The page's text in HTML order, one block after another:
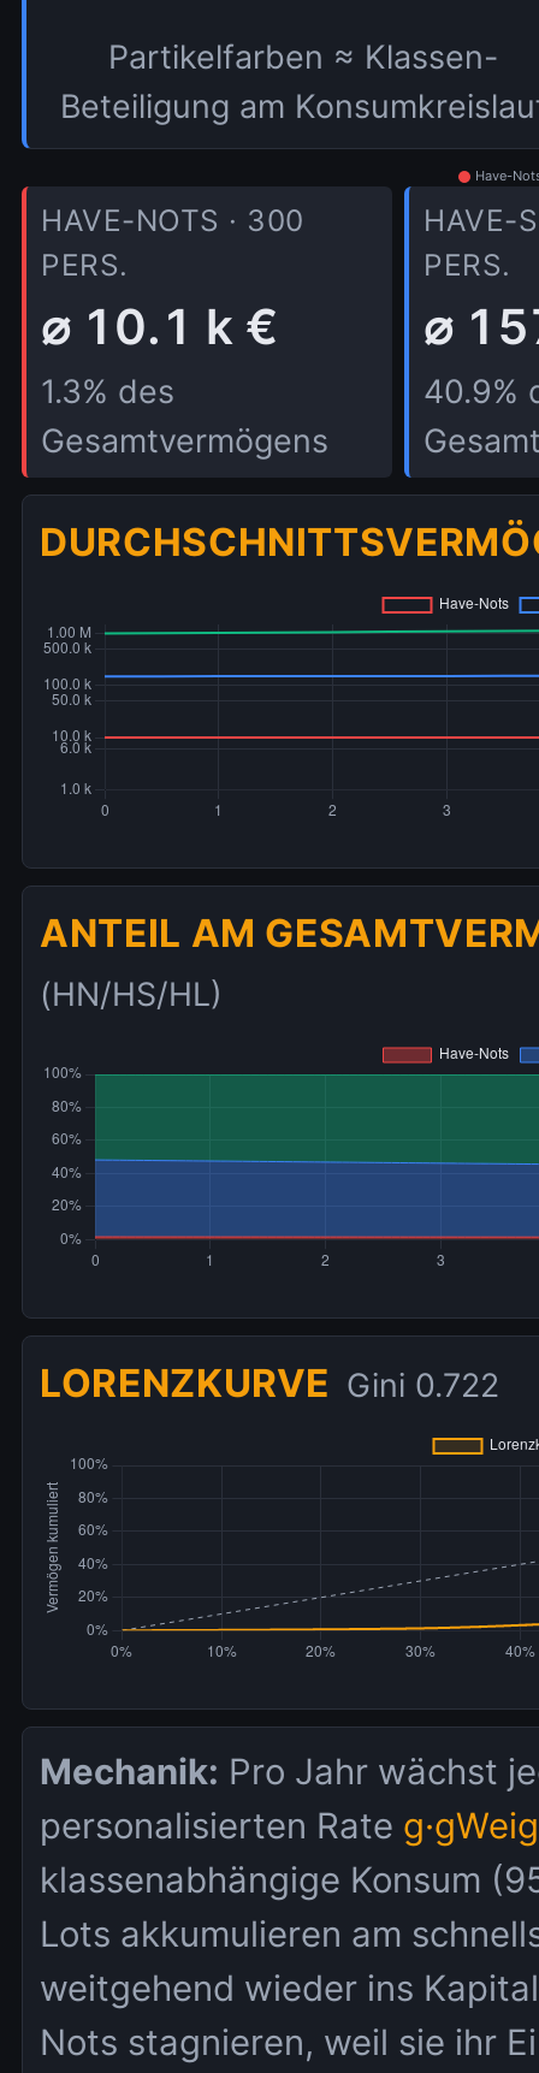
Partikelfarben ≈ Klassen-
Beteiligung am
Have-
HAVE-NOTS · 300
PERS.
⌀ 10.1 k €
1.3% des
Gesamtvermögens
HAVE-
PERS.
⌀
39.7%
ANTEIL AM
(HN/HS/HL)
LORENZKURVE Gini 0.729
Mechanik: Pro Jahr wächst
personalisierten Rate
klassenabhängige Konsum
Lots akkumulieren am
weitgehend wieder ins
Nots stagnieren, weil sie ihr